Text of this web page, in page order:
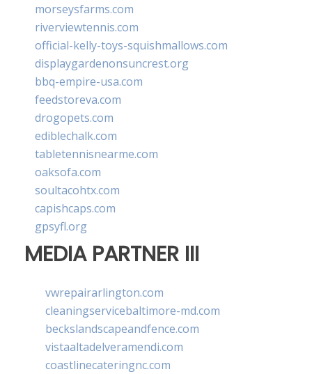
morseysfarms.com
riverviewtennis.com
official-kelly-toys-squishmallows.com
displaygardenonsuncrest.org
bbq-empire-usa.com
feedstoreva.com
drogopets.com
ediblechalk.com
tabletennisnearme.com
oaksofa.com
soultacohtx.com
capishcaps.com
gpsyfl.org
MEDIA PARTNER III
vwrepairarlington.com
cleaningservicebaltimore-md.com
beckslandscapeandfence.com
vistaaltadelveramendi.com
coastlinecateringnc.com